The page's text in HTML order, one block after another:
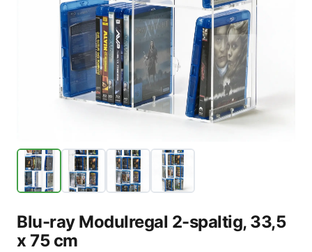
Blu-ray Modulregal 2-spaltig, 33,5
x 75 cm